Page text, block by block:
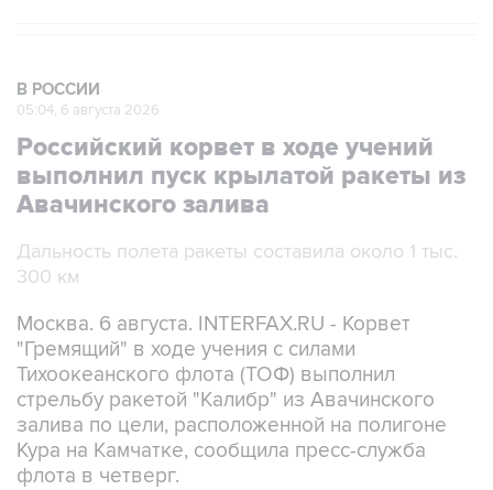
В РОССИИ
05:04, 6 августа 2026
Российский корвет в ходе учений
выполнил пуск крылатой ракеты из
Авачинского залива
Дальность полета ракеты составила около 1 тыс.
300 км
Москва. 6 августа. INTERFAX.RU - Корвет
"Гремящий" в ходе учения с силами
Тихоокеанского флота (ТОФ) выполнил
стрельбу ракетой "Калибр" из Авачинского
залива по цели, расположенной на полигоне
Кура на Камчатке, сообщила пресс-служба
флота в четверг.